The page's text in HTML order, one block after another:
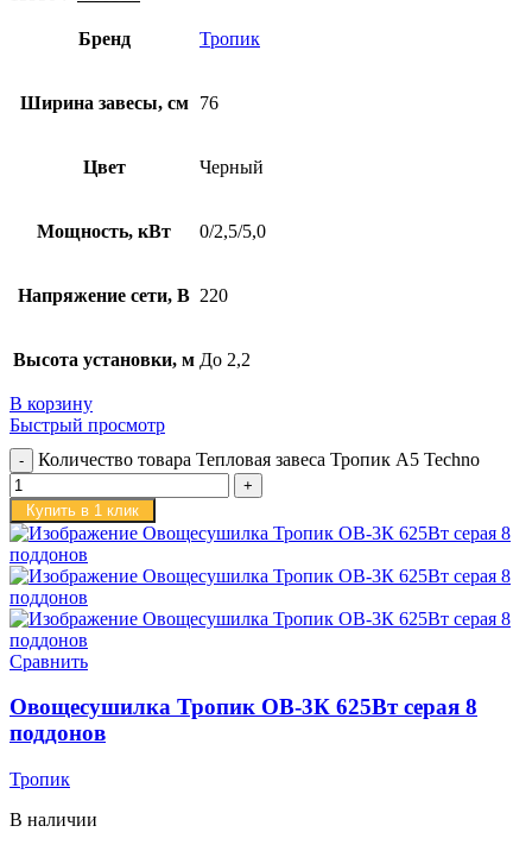
Бренд Тропик
Ширина завесы, см 76
Цвет Черный
Мощность, кВт 0/2,5/5,0
Напряжение сети, В 220
Высота установки, м До 2,2
В корзину
Быстрый просмотр
Количество товара Тепловая завеса Тропик А5 Techno
Купить в 1 клик
Сравнить
Овощесушилка Тропик ОВ-3К 625Вт серая 8
поддонов
Тропик
В наличии